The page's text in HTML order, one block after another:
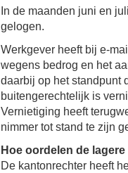
In de maanden juni en
gelogen.
Werkgever heeft bij e-
wegens bedrog en het
daarbij op het standpunt
buitengerechtelijk is
Vernietiging heeft
nimmer tot stand te zijn
Hoe oordelen de
De kantonrechter heeft